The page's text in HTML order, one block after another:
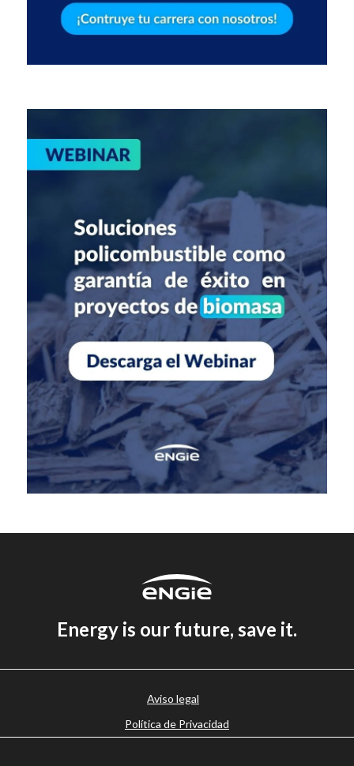
Energy is our future, save it.
Aviso legal
Política de Privacidad